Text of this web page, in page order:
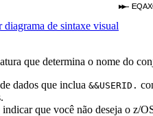
que determina o nome do
dados que inclua &&USERID.
indicar que você não deseja o z/